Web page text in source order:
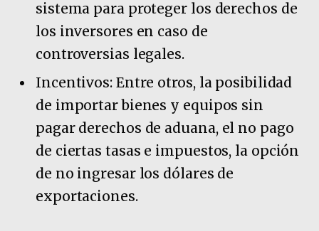
sistema para proteger los derechos de
los inversores en caso de
controversias legales.
Incentivos: Entre otros, la posibilidad
de importar bienes y equipos sin
pagar derechos de aduana, el no pago
de ciertas tasas e impuestos, la opción
de no ingresar los dólares de
exportaciones.